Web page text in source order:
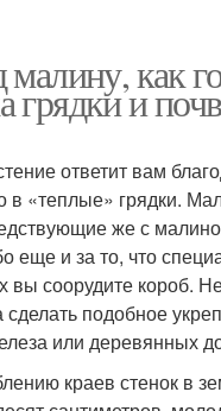
как
грядки и
ответит вам
в «теплые» грядки.
же с
еще и за то, что
вы соорудите короб.
сделать подобное
или деревянных
краев стенок в